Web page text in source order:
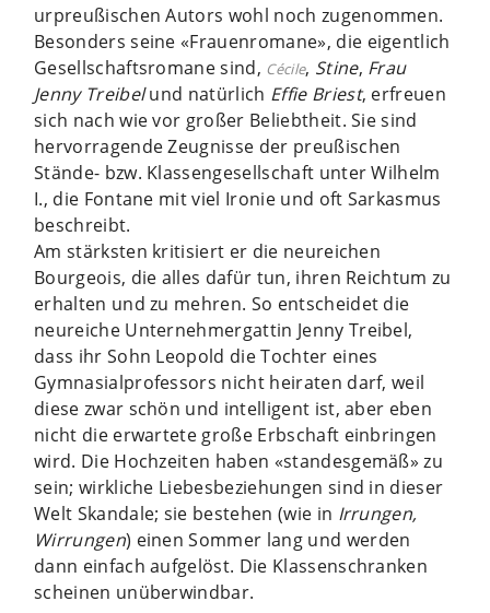
urpreußischen Autors wohl noch zugenommen.
Besonders seine «Frauenromane», die eigentlich
Gesellschaftsromane sind, Cécile, Stine, Frau
Jenny Treibelund natürlich Effie Briest, erfreuen
sich nach wie vor großer Beliebtheit. Sie sind
hervorragende Zeugnisse der preußischen
Stände- bzw. Klassengesellschaft unter Wilhelm
I., die Fontane mit viel Ironie und oft Sarkasmus
beschreibt.
Am stärksten kritisiert er die neureichen
Bourgeois, die alles dafür tun, ihren Reichtum zu
erhalten und zu mehren. So entscheidet die
neureiche Unternehmergattin Jenny Treibel,
dass ihr Sohn Leopold die Tochter eines
Gymnasialprofessors nicht heiraten darf, weil
diese zwar schön und intelligent ist, aber eben
nicht die erwartete große Erbschaft einbringen
wird. Die Hochzeiten haben «standesgemäß» zu
sein; wirkliche Liebesbeziehungen sind in dieser
Welt Skandale; sie bestehen (wie in Irrungen,
Wirrungen) einen Sommer lang und werden
dann einfach aufgelöst. Die Klassenschranken
scheinen unüberwindbar.